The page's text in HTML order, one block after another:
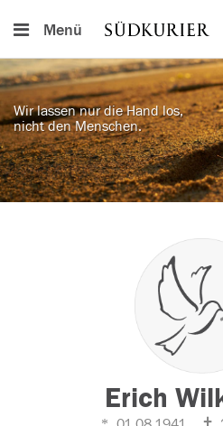
Menü
Wir lassen nur die Hand los,
nicht den Menschen.
Erich